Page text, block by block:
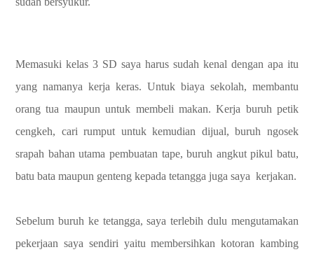
Memasuki kelas 3 SD saya harus sudah kenal dengan apa itu
yang namanya kerja keras. Untuk biaya sekolah, membantu
orang tua maupun untuk membeli makan. Kerja buruh petik
cengkeh, cari rumput untuk kemudian dijual, buruh ngosek
srapah bahan utama pembuatan tape, buruh angkut pikul batu,
batu bata maupun genteng kepada tetangga juga saya kerjakan.
Sebelum buruh ke tetangga, saya terlebih dulu mengutamakan
pekerjaan saya sendiri yaitu membersihkan kotoran kambing